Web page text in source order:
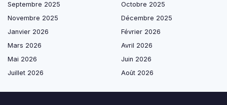
Septembre 2025
Octobre 2025
Novembre 2025
Décembre 2025
Janvier 2026
Février 2026
Mars 2026
Avril 2026
Mai 2026
Juin 2026
Juillet 2026
Août 2026